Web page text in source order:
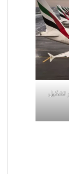
تشکیل